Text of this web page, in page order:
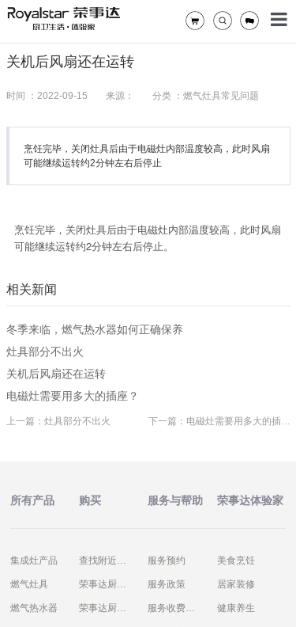
关机后风扇还在运转
时间 ：2022-09-15 来源： 分类 ：燃气灶具常见问题
烹饪完毕，关闭灶具后由于电磁灶内部温度较高，此时风扇
可能继续运转约2分钟左右后停止
烹饪完毕，关闭灶具后由于电磁灶内部温度较高，此时风扇
可能继续运转约2分钟左右后停止。
相关新闻
冬季来临，燃气热水器如何正确保养
灶具部分不出火
关机后风扇还在运转
电磁灶需要用多大的插座？
上一篇：灶具部分不出火 下一篇：电磁灶需要用多大的插座？
所有产品
集成灶产品
燃气灶具
燃气热水器
购买
查找附近门店
荣事达厨卫商城
荣事达厨卫京东店
服务与帮助
服务预约
服务政策
服务收费标准
荣事达体验家
美食烹饪
居家装修
健康养生